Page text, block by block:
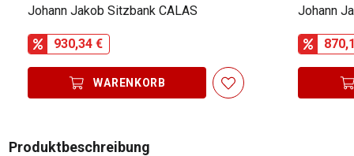
Johann Jakob Sitzbank CALAS
930,34 €
WARENKORB
Johann
Produktbeschreibung